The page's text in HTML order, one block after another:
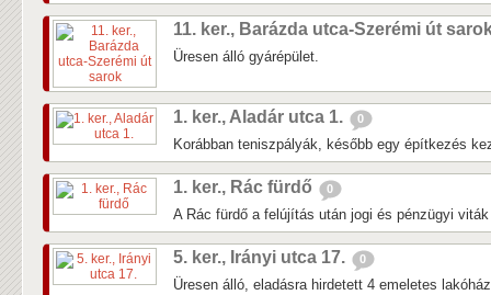
11. ker., Barázda utca-Szerémi út
Üresen álló gyárépület.
1. ker., Aladár utca 1. 0
Korábban teniszpályák, később egy építkezés
1. ker., Rác fürdő 0
A Rác fürdő a felújítás után jogi és pénzügyi
5. ker., Irányi utca 17. 0
Üresen álló, eladásra hirdetett 4 emeletes